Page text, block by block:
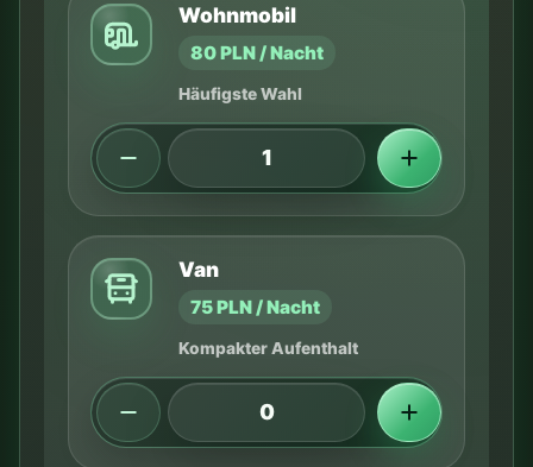
Wohnmobil
80 PLN / Nacht
Häufigste Wahl
Van
75 PLN / Nacht
Kompakter Aufenthalt